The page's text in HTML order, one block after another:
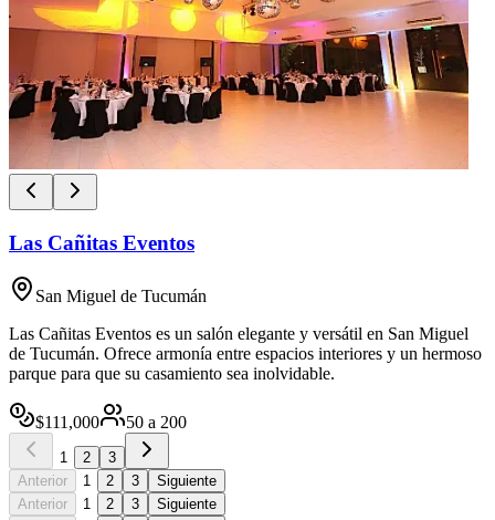
Las Cañitas Eventos
San Miguel de Tucumán
Las Cañitas Eventos es un salón elegante y versátil en San Miguel
de Tucumán. Ofrece armonía entre espacios interiores y un hermoso
parque para que su casamiento sea inolvidable.
$111,000 50 a 200
1 2
3
Anterior
1 2 3
Siguiente
Anterior
1 2 3
Siguiente